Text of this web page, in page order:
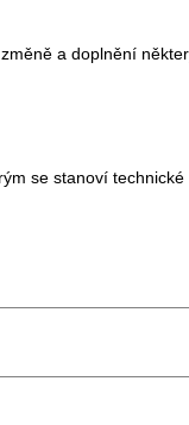
a doplnění
se stanoví